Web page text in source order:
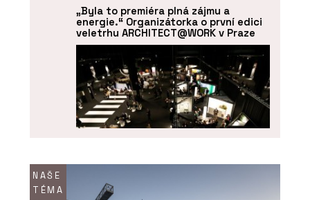
„Byla to premiéra plná zájmu a
energie.“ Organizátorka o první edici
veletrhu ARCHITECT@WORK v Praze
O FIRMĚ
NAŠE
TÉMA